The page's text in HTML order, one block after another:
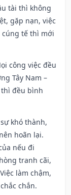
tài thì không
gặp nạn, việc
tế thì mới
công việc đều
Tây Nam –
đều bình
khó thành,
hoãn lại.
nếu đi
tranh cãi,
làm chậm,
chắn.